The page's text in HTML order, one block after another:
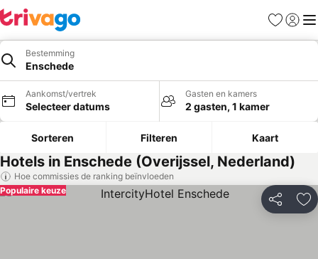
Favorieten
Bestemming
Enschede
Aankomst/vertrek
Selecteer datums
Gasten en kamers
2 gasten, 1 kamer
Sorteren Filteren Kaart
Hotels in Enschede (Overijssel, Nederland)
Hoe commissies de ranking beïnvloeden
Delen
Populaire keuze